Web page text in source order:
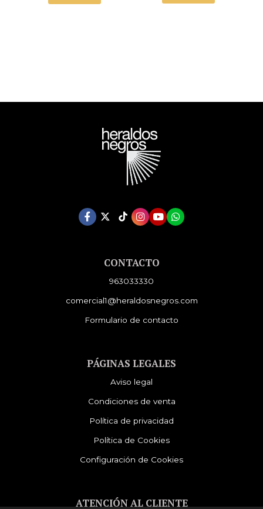
CONTACTO
963033330
comercial1@heraldosnegros.com
Formulario de contacto
PÁGINAS LEGALES
Aviso legal
Condiciones de venta
Política de privacidad
Política de Cookies
Configuración de Cookies
ATENCIÓN AL CLIENTE